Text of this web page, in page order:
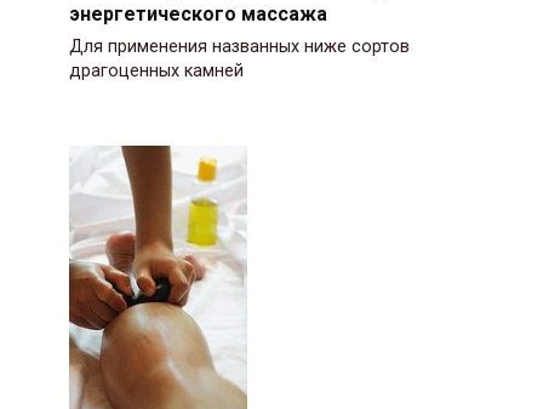
энергетического массажа
Для применения названных ниже сортов
драгоценных камней